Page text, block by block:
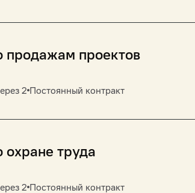
продажам проектов
2 Постоянный контракт
охране труда
2 Постоянный контракт